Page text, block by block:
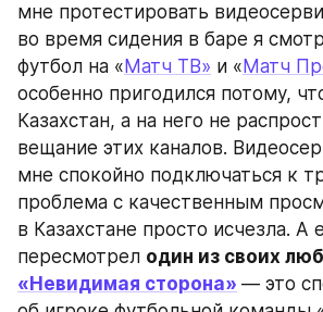
мне протестировать
во время сидения в баре я
футбол на « Матч ТВ» и « Матч
особенно пригодился потому,
Казахстан, а на него не
вещание этих каналов.
мне спокойно подключаться к
проблема с качественным
в Казахстане просто исчезла. А
пересмотрел
«Невидимая сторона» — это